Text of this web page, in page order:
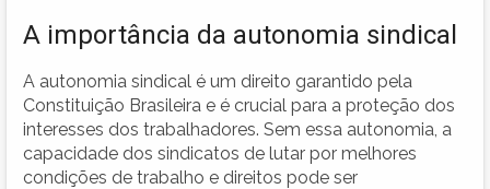
A importância da autonomia sindical
A autonomia sindical é um direito garantido pela
Constituição Brasileira e é crucial para a proteção dos
interesses dos trabalhadores. Sem essa autonomia, a
capacidade dos sindicatos de lutar por melhores
condições de trabalho e direitos pode ser